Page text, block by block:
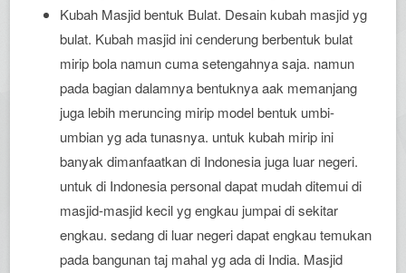
Kubah Masjid bentuk Bulat. Desain kubah masjid yg
bulat. Kubah masjid ini cenderung berbentuk bulat
mirip bola namun cuma setengahnya saja. namun
pada bagian dalamnya bentuknya aak memanjang
juga lebih meruncing mirip model bentuk umbi-
umbian yg ada tunasnya. untuk kubah mirip ini
banyak dimanfaatkan di Indonesia juga luar negeri.
untuk di Indonesia personal dapat mudah ditemui di
masjid-masjid kecil yg engkau jumpai di sekitar
engkau. sedang di luar negeri dapat engkau temukan
pada bangunan taj mahal yg ada di India. Masjid